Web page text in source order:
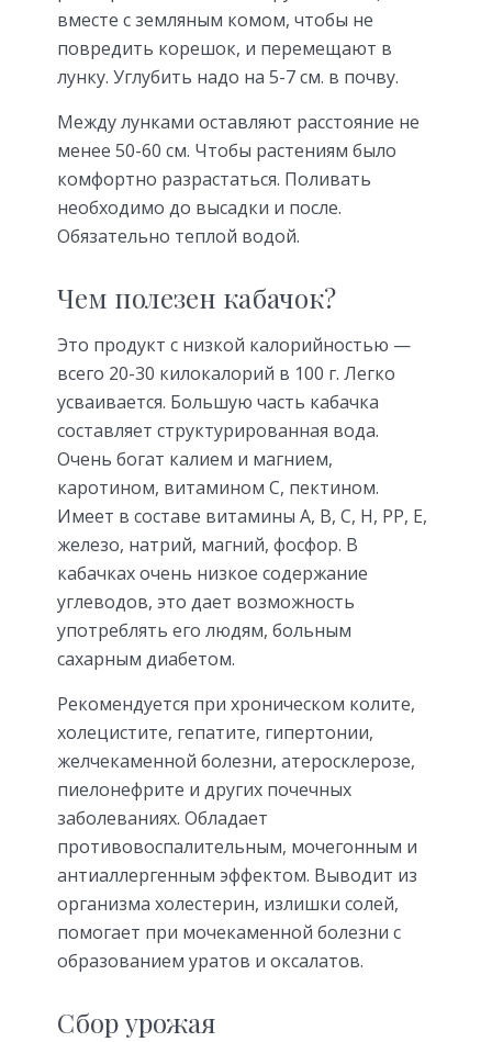
вместе с земляным комом, чтобы не
повредить корешок, и перемещают в
лунку. Углубить надо на 5-7 см. в почву.
Между лунками оставляют расстояние не
менее 50-60 см. Чтобы растениям было
комфортно разрастаться. Поливать
необходимо до высадки и после.
Обязательно теплой водой.
Чем полезен кабачок?
Это продукт с низкой калорийностью —
всего 20-30 килокалорий в 100 г. Легко
усваивается. Большую часть кабачка
составляет структурированная вода.
Очень богат калием и магнием,
каротином, витамином С, пектином.
Имеет в составе витамины A, B, C, H, PP, E,
железо, натрий, магний, фосфор. В
кабачках очень низкое содержание
углеводов, это дает возможность
употреблять его людям, больным
сахарным диабетом.
Рекомендуется при хроническом колите,
холецистите, гепатите, гипертонии,
желчекаменной болезни, атеросклерозе,
пиелонефрите и других почечных
заболеваниях. Обладает
противовоспалительным, мочегонным и
антиаллергенным эффектом. Выводит из
организма холестерин, излишки солей,
помогает при мочекаменной болезни с
образованием уратов и оксалатов.
Сбор урожая